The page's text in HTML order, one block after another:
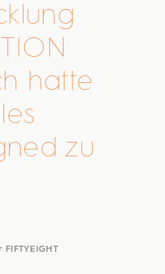
hatte
zu